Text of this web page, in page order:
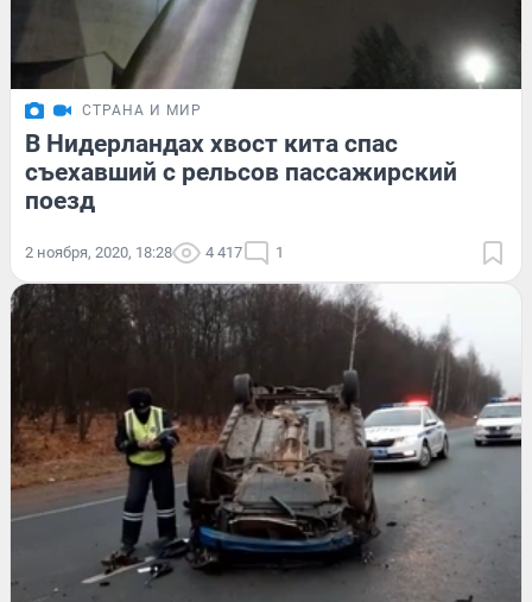
СТРАНА И МИР
В Нидерландах хвост кита спас
съехавший с рельсов пассажирский
поезд
2 ноября, 2020, 18:28 4 417 1